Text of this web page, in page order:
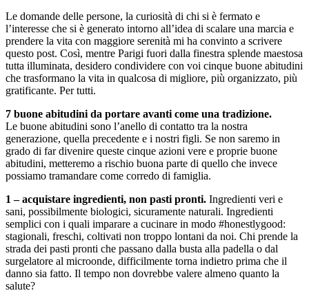
Le domande delle persone, la curiosità di chi si è fermato e
l’interesse che si è generato intorno all’idea di scalare una marcia e
prendere la vita con maggiore serenità mi ha convinto a scrivere
questo post. Così, mentre Parigi fuori dalla finestra splende maestosa
tutta illuminata, desidero condividere con voi cinque buone abitudini
che trasformano la vita in qualcosa di migliore, più organizzato, più
gratificante. Per tutti.
7 buone abitudini da portare avanti come una tradizione.
Le buone abitudini sono l’anello di contatto tra la nostra
generazione, quella precedente e i nostri figli. Se non saremo in
grado di far divenire queste cinque azioni vere e proprie buone
abitudini, metteremo a rischio buona parte di quello che invece
possiamo tramandare come corredo di famiglia.
1 – acquistare ingredienti, non pasti pronti. Ingredienti veri e
sani, possibilmente biologici, sicuramente naturali. Ingredienti
semplici con i quali imparare a cucinare in modo #honestlygood:
stagionali, freschi, coltivati non troppo lontani da noi. Chi prende la
strada dei pasti pronti che passano dalla busta alla padella o dal
surgelatore al microonde, difficilmente torna indietro prima che il
danno sia fatto. Il tempo non dovrebbe valere almeno quanto la
salute?